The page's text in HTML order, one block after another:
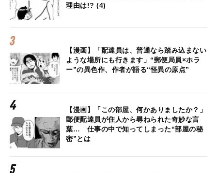
理由は!? (4)
【漫画】「配達員は、普通なら踏み込まない
ような場所にも行きます」“郵便局員×ホラ
ー”の異色作、作者が語る“怪異の原点”
【漫画】「この部屋、何かありましたか？」
郵便配達員が住人から尋ねられた奇妙な言
葉… 仕事の中で知ってしまった“部屋の秘
密”とは